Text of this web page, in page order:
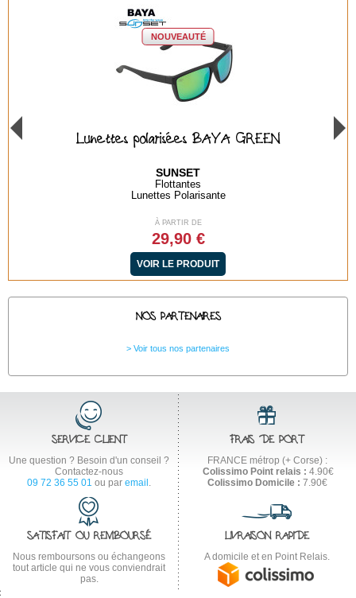
NOUVEAUTÉ
Lunettes polarisées BAYA GREEN
SUNSET
Flottantes
Lunettes Polarisante
À PARTIR DE
29,90 €
VOIR LE PRODUIT
NOS PARTENAIRES
Voir tous nos partenaires
SERVICE CLIENT
Une question ? Besoin d'un conseil ?
Contactez-nous
09 72 36 55 01 ou par email .
FRAIS DE PORT
FRANCE métrop (+ Corse) :
Colissimo Point relais : 4.90€
Colissimo Domicile : 7.90€
SATISFAIT OU REMBOURSÉ
Nous remboursons ou échangeons
tout article qui ne vous conviendrait
pas.
LIVRAISON RAPIDE
A domicile et en Point Relais.